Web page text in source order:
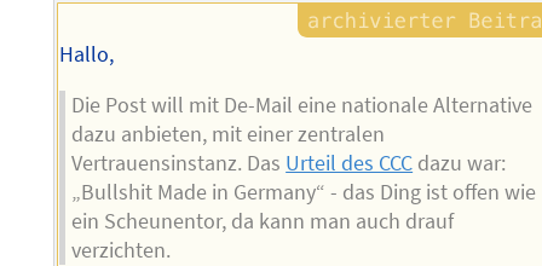
Hallo,
Die Post will mit De-Mail eine nationale Alternative
dazu anbieten, mit einer zentralen
Vertrauensinstanz. Das Urteil des CCC dazu war:
„Bullshit Made in Germany“ - das Ding ist offen wie
ein Scheunentor, da kann man auch drauf
verzichten.